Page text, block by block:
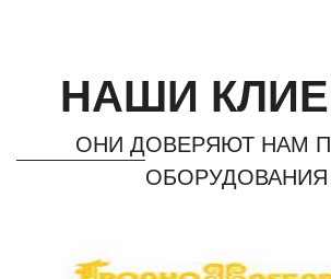
НАШИ
ОНИ ДОВЕРЯЮТ НАМ
ОБОРУДОВАНИЯ